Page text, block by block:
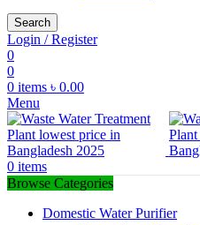
Search
Login / Register
0
0
0 items ৳ 0.00
Menu
0 items
Browse Categories
Domestic Water Purifier